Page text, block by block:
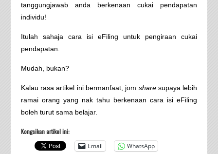
tanggungjawab anda berkenaan cukai pendapatan
individu!
Itulah sahaja cara isi eFiling untuk pengiraan cukai
pendapatan.
Mudah, bukan?
Kalau rasa artikel ini bermanfaat, jom sharesupaya lebih
ramai orang yang nak tahu berkenaan cara isi eFiling
boleh turut sama belajar.
Kongsikan artikel ini:
Email
WhatsApp